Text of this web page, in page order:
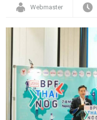
Webmaster